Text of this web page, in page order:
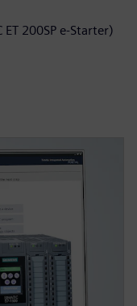
200SP e‑Starter)